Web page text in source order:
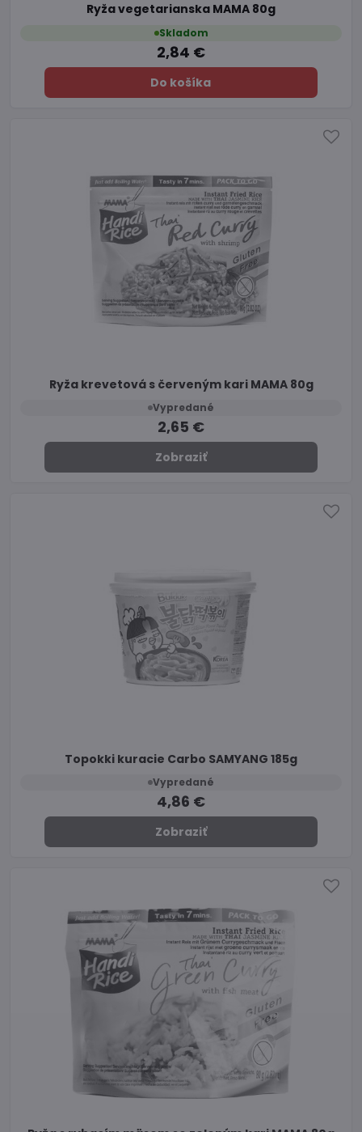
Ryža vegetarianska MAMA 80g
Skladom
2,84 €
Do košíka
Ryža krevetová s červeným kari MAMA 80g
Vypredané
2,65 €
Zobraziť
Topokki kuracie Carbo SAMYANG 185g
Vypredané
4,86 €
Zobraziť